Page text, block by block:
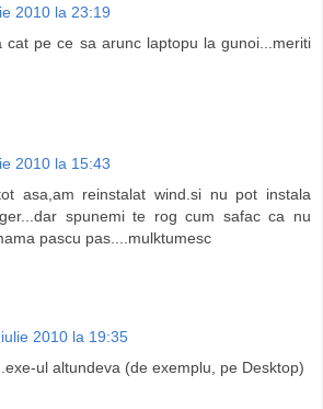
2010 la 23:19
cat pe ce sa arunc laptopu la gunoi...meriti
2010 la 15:43
asa,am reinstalat wind.si nu pot instala
spunemi te rog cum safac ca nu
pascu pas....mulktumesc
2010 la 19:35
ul altundeva (de exemplu, pe Desktop)